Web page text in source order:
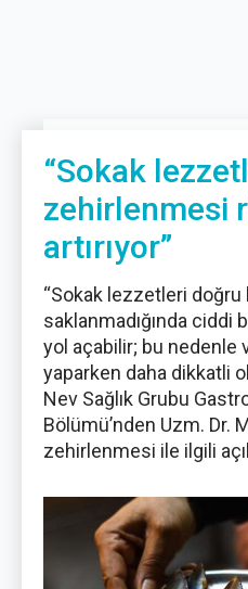
“Sokak
zehirlenmesi
artırıyor”
“Sokak lezzetleri doğru
saklanmadığında
yol açabilir; bu nedenle
yaparken daha dikkatli
Nev Sağlık Grubu
Bölümü’nden Uzm. Dr.
zehirlenmesi ile ilgili